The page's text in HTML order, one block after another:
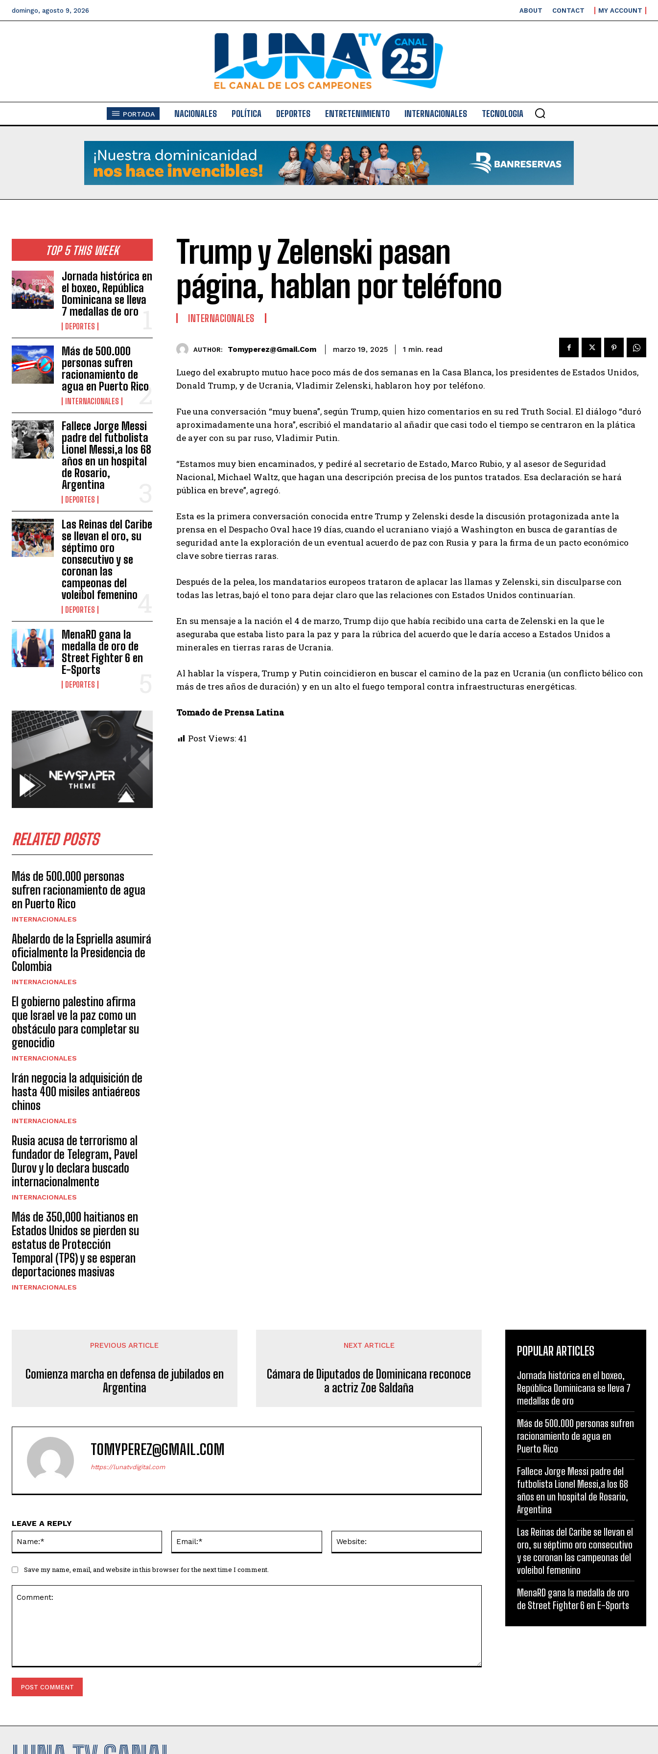
domingo, agosto 9, 2026 ABOUT CONTACT MY ACCOUNT
PORTADA NACIONALES POLÍTICA DEPORTES ENTRETENIMIENTO INTERNACIONALES TECNOLOGIA
TOP 5 THIS WEEK
Jornada histórica en
el boxeo, República
Dominicana se lleva
7 medallas de oro
DEPORTES
Más de 500.000
personas sufren
racionamiento de
agua en Puerto Rico
INTERNACIONALES
Fallece Jorge Messi
padre del futbolista
Lionel Messi,a los 68
años en un hospital
de Rosario,
Argentina
DEPORTES
Las Reinas del Caribe
se llevan el oro, su
séptimo oro
consecutivo y se
coronan las
campeonas del
voleibol femenino
DEPORTES
MenaRD gana la
medalla de oro de
Street Fighter 6 en
E-Sports
DEPORTES
RELATED POSTS
Más de 500.000 personas
sufren racionamiento de agua
en Puerto Rico
INTERNACIONALES
Abelardo de la Espriella asumirá
oficialmente la Presidencia de
Colombia
INTERNACIONALES
El gobierno palestino afirma
que Israel ve la paz como un
obstáculo para completar su
genocidio
INTERNACIONALES
Irán negocia la adquisición de
hasta 400 misiles antiaéreos
chinos
INTERNACIONALES
Rusia acusa de terrorismo al
fundador de Telegram, Pavel
Durov y lo declara buscado
internacionalmente
INTERNACIONALES
Más de 350,000 haitianos en
Estados Unidos se pierden su
estatus de Protección
Temporal (TPS) y se esperan
deportaciones masivas
INTERNACIONALES
Trump y Zelenski pasan
página, hablan por teléfono
INTERNACIONALES
AUTHOR: Tomyperez@gmail.com marzo 19, 2025 1 min. read
Luego del exabrupto mutuo hace poco más de dos semanas en la Casa Blanca, los presidentes de Estados Unidos,
Donald Trump, y de Ucrania, Vladimir Zelenski, hablaron hoy por teléfono.
Fue una conversación “muy buena”, según Trump, quien hizo comentarios en su red Truth Social. El diálogo “duró
aproximadamente una hora”, escribió el mandatario al añadir que casi todo el tiempo se centraron en la plática
de ayer con su par ruso, Vladimir Putin.
“Estamos muy bien encaminados, y pediré al secretario de Estado, Marco Rubio, y al asesor de Seguridad
Nacional, Michael Waltz, que hagan una descripción precisa de los puntos tratados. Esa declaración se hará
pública en breve”, agregó.
Esta es la primera conversación conocida entre Trump y Zelenski desde la discusión protagonizada ante la
prensa en el Despacho Oval hace 19 días, cuando el ucraniano viajó a Washington en busca de garantías de
seguridad ante la exploración de un eventual acuerdo de paz con Rusia y para la firma de un pacto económico
clave sobre tierras raras.
Después de la pelea, los mandatarios europeos trataron de aplacar las llamas y Zelenski, sin disculparse con
todas las letras, bajó el tono para dejar claro que las relaciones con Estados Unidos continuarían.
En su mensaje a la nación el 4 de marzo, Trump dijo que había recibido una carta de Zelenski en la que le
aseguraba que estaba listo para la paz y para la rúbrica del acuerdo que le daría acceso a Estados Unidos a
minerales en tierras raras de Ucrania.
Al hablar la víspera, Trump y Putin coincidieron en buscar el camino de la paz en Ucrania (un conflicto bélico con
más de tres años de duración) y en un alto el fuego temporal contra infraestructuras energéticas.
Tomado de Prensa Latina
Post Views: 41
PREVIOUS ARTICLE
Comienza marcha en defensa de jubilados en
Argentina
NEXT ARTICLE
Cámara de Diputados de Dominicana reconoce
a actriz Zoe Saldaña
TOMYPEREZ@GMAIL.COM
https://lunatvdigital.com
LEAVE A REPLY
Save my name, email, and website in this browser for the next time I comment.
POPULAR ARTICLES
Jornada histórica en el boxeo,
República Dominicana se lleva 7
medallas de oro
Más de 500.000 personas sufren
racionamiento de agua en
Puerto Rico
Fallece Jorge Messi padre del
futbolista Lionel Messi,a los 68
años en un hospital de Rosario,
Argentina
Las Reinas del Caribe se llevan el
oro, su séptimo oro consecutivo
y se coronan las campeonas del
voleibol femenino
MenaRD gana la medalla de oro
de Street Fighter 6 en E-Sports